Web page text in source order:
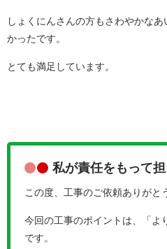
しょくにんさんの方もさわやかな
かったです。
とても満足しています。
私が責任をもって
この度、工事のご依頼ありがと
今回の工事のポイントは、「よ
です。